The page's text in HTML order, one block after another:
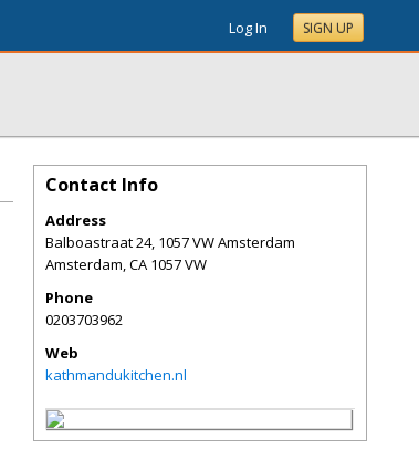
Log In SIGN UP
Contact Info
Address
Balboastraat 24, 1057 VW Amsterdam
Amsterdam,CA 1057 VW
Phone
0203703962
Web
kathmandukitchen.nl